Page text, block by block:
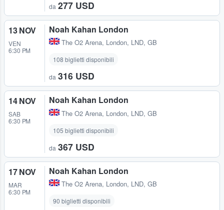
da 277 USD
13 NOV
VEN
6:30 PM
Noah Kahan London
The O2 Arena, London, LND, GB
108 biglietti disponibili
da 316 USD
14 NOV
SAB
6:30 PM
Noah Kahan London
The O2 Arena, London, LND, GB
105 biglietti disponibili
da 367 USD
17 NOV
MAR
6:30 PM
Noah Kahan London
The O2 Arena, London, LND, GB
90 biglietti disponibili